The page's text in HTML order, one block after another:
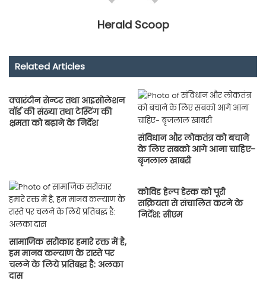
Herald Scoop
Related Articles
क्वारंटीन सेन्टर तथा आइसोलेशन
वाॅर्ड की संख्या तथा टेस्टिंग की
क्षमता को बढ़ाने के निर्देश
संविधान और लोकतंत्र को बचाने
के लिए सबको आगे आना चाहिए-
बृजलाल खाबरी
सामाजिक सरोकार हमारे रक्त में है,
हम मानव कल्याण के रास्ते पर
चलने के लिये प्रतिबद्ध है: अलका
दास
कोविड हेल्प डेस्क को पूरी
सक्रियता से संचालित करने के
निर्देश: सीएम